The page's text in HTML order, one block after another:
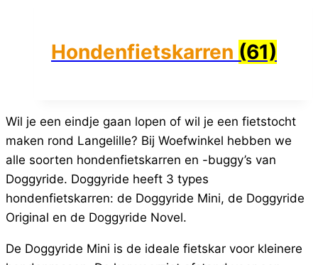
Hondenfietskarren (61)
Wil je een eindje gaan lopen of wil je een fietstocht
maken rond Langelille? Bij Woefwinkel hebben we
alle soorten hondenfietskarren en -buggy’s van
Doggyride. Doggyride heeft 3 types
hondenfietskarren: de Doggyride Mini, de Doggyride
Original en de Doggyride Novel.
De Doggyride Mini is de ideale fietskar voor kleinere